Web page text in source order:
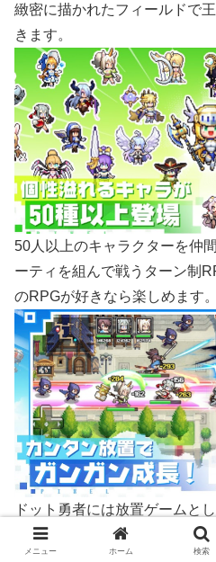
緻密に描かれたフィールドで
きます。
50人以上のキャラクターを仲
ーティを組んで戦うターン制
のRPGが好きなら楽しめます。
ドット勇者には放置ゲームと
ゲームをプレイしていない時
メニュー ホーム 検索